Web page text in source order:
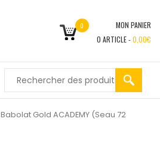
0
MON PANIER
0 ARTICLE -0,00€
Babolat Gold ACADEMY (Seau 72